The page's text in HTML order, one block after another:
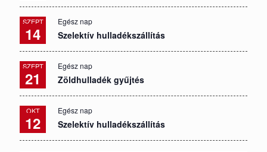
SZEPT
14
Egész nap
Szelektív hulladékszállítás
SZEPT
21
Egész nap
Zöldhulladék gyűjtés
OKT
12
Egész nap
Szelektív hulladékszállítás